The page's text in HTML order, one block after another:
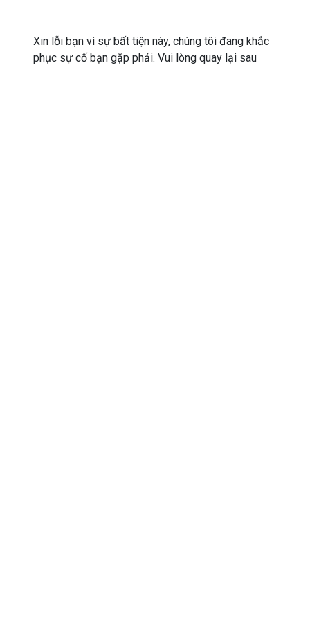
Xin lỗi bạn vì sự bất tiện này, chúng tôi đang khắc
phục sự cố bạn gặp phải. Vui lòng quay lại sau